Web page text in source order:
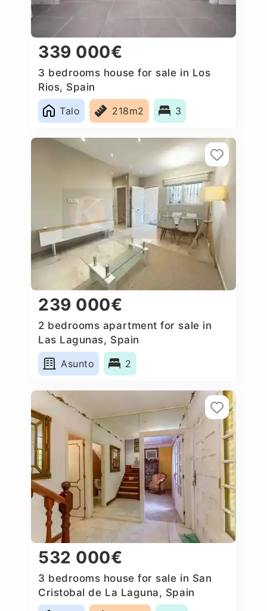
339 000€
3 bedrooms house for sale in Los
Rios, Spain
Talo
218m2 3
239 000€
2 bedrooms apartment for sale in
Las Lagunas, Spain
Asunto
2
532 000€
3 bedrooms house for sale in San
Cristobal de La Laguna, Spain